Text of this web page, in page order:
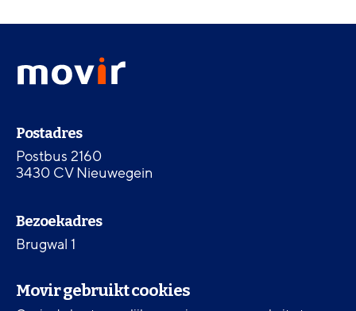
Movir gebruikt cookies
menu
Movir
-
de
homepagina
Contactinformatie
Postadres
Postbus 2160
3430 CV Nieuwegein
Bezoekadres
Brugwal 1